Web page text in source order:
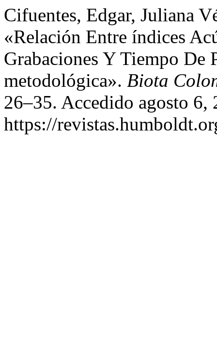
Cifuentes, Edgar, Juliana
«Relación Entre índices
Grabaciones Y Tiempo De
metodológica». Biota
26–35. Accedido agosto 6,
https://